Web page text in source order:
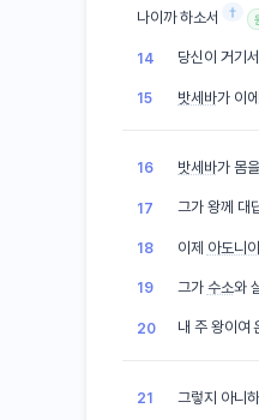
나이까 하소서
†
14 당신이 거기
15 밧세바가 이에
16 밧세바가 몸
17 그가 왕께 대
18 이제 아도니야
19 그가 수소와
20 내 주 왕이여
21 그렇지 아니